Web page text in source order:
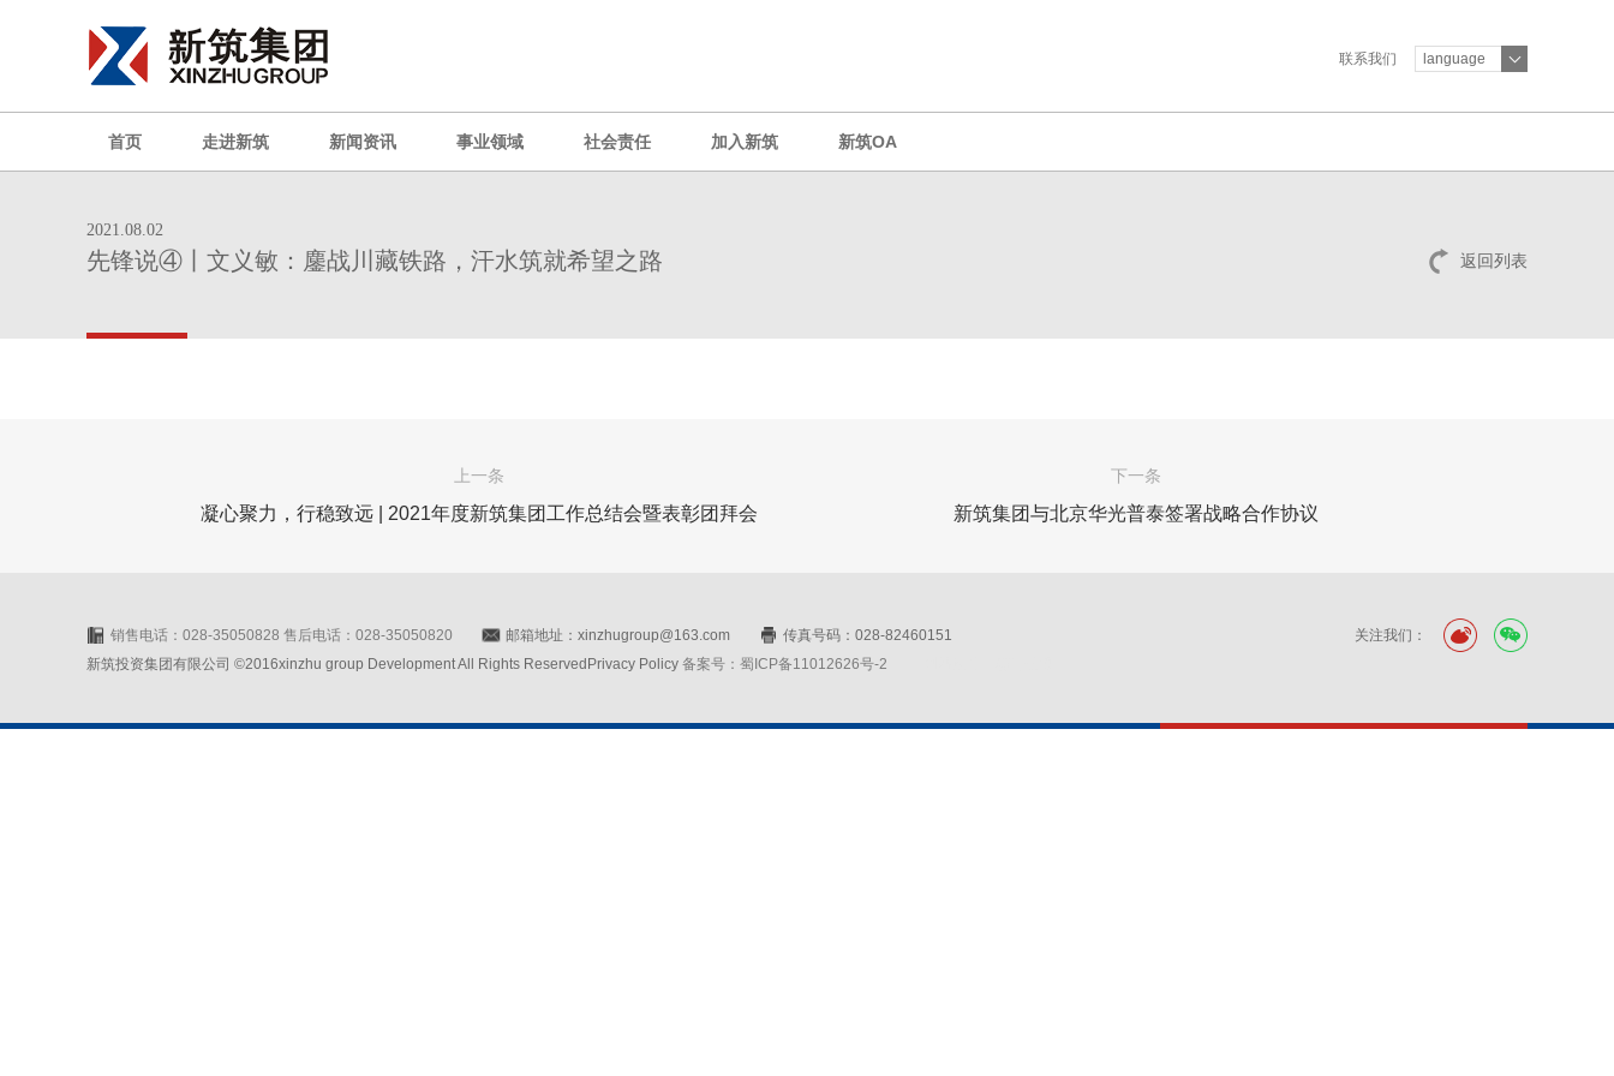
联系我们 language
首页 走进新筑 新闻资讯 事业领域 社会责任 加入新筑 新筑OA
返回列表
2021.08.02
先锋说④丨文义敏：鏖战川藏铁路，汗水筑就希望之路
上一条
凝心聚力，行稳致远 | 2021年度新筑集团工作总结会暨表彰团拜会
下一条
新筑集团与北京华光普泰签署战略合作协议
关注我们：
销售电话：028-35050828 售后电话：028-35050820 邮箱地址：xinzhugroup@163.com
传真号码：028-82460151
新筑投资集团有限公司 ©2016xinzhu group Development All Rights ReservedPrivacy Policy 备案号：蜀ICP备11012626号-2